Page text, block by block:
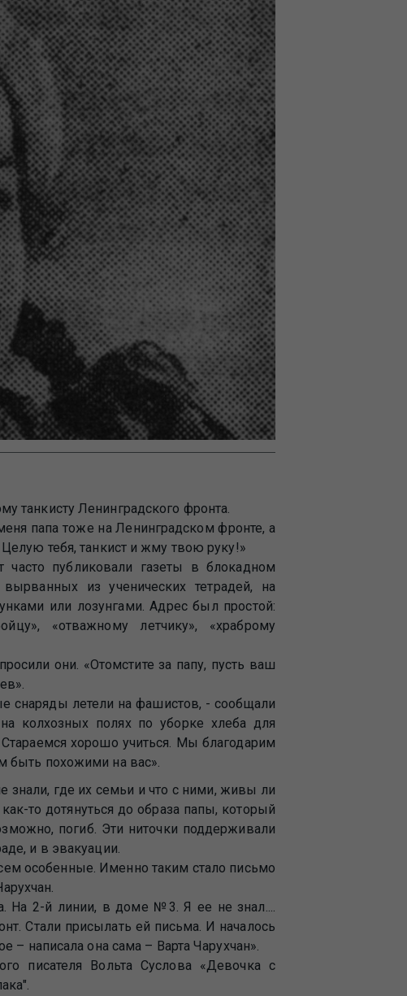
танкисту Ленинградского фронта.
папа тоже на Ленинградском фронте, а
тебя, танкист и жму твою руку!»
публиковали газеты в блокадном
из ученических тетрадей, на
или лозунгами. Адрес был простой:
«отважному летчику», «храброму
они. «Отомстите за папу, пусть ваш
летели на фашистов, - сообщали
колхозных полях по уборке хлеба для
хорошо учиться. Мы благодарим
быть похожими на вас».
знали, где их семьи и что с ними, живы ли
то дотянуться до образа папы, который
погиб. Эти ниточки поддерживали
и в эвакуации.
особенные. Именно таким стало письмо
На 2-й линии, в доме №3. Я ее не знал....
Стали присылать ей письма. И началось
– написала она сама – Варта Чарухчан».
писателя Вольта Суслова «Девочка с